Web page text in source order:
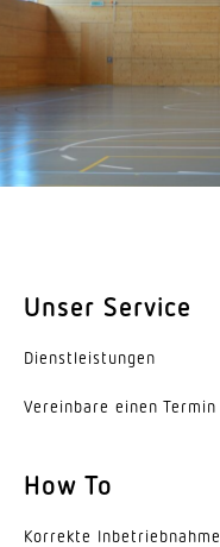
Unser Service
Dienst­leis­tungen
Vereinbare einen Termin
How To
Korrekte Inbe­trieb­nahme